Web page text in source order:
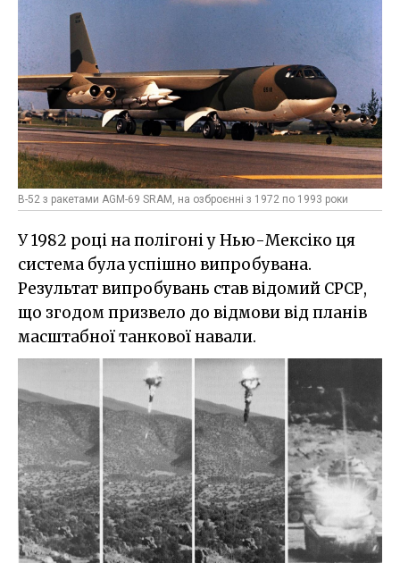
B-52 з ракетами AGM-69 SRAM, на озброєнні з 1972 по 1993 роки
У 1982 році на полігоні у Нью-Мексіко ця
система була успішно випробувана.
Результат випробувань став відомий СРСР,
що згодом призвело до відмови від планів
масштабної танкової навали.